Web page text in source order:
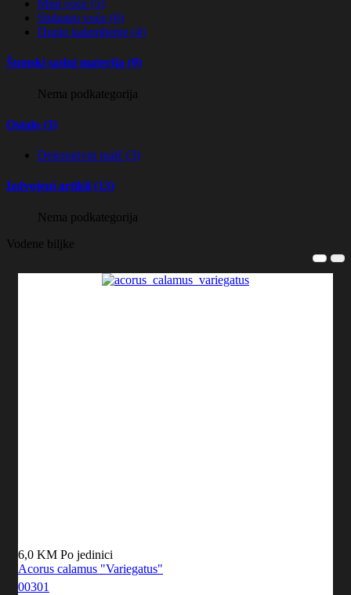
Mini voće (5)
Stubasto voće (6)
Duplo kalemljenje (4)
Šumski sadni materija (9)
Nema podkategorija
Ostalo (3)
Dekorativni malč (3)
Izdvojeni artikli (13)
Nema podkategorija
Vodene biljke
6,0 KM Po jedinici
Acorus calamus "Variegatus"
00301